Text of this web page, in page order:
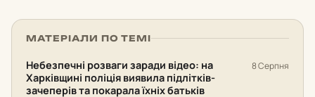
МАТЕРІАЛИ ПО ТЕМІ
Небезпечні розваги заради відео: на
Харківщині поліція виявила підлітків-
зачеперів та покарала їхніх батьків
8 Серпня